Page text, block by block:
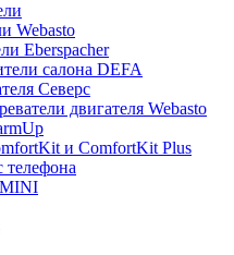
Webasto
Eberspacher
салона DEFA
Северс
двигателя Webasto
и ComfortKit Plus
телефона